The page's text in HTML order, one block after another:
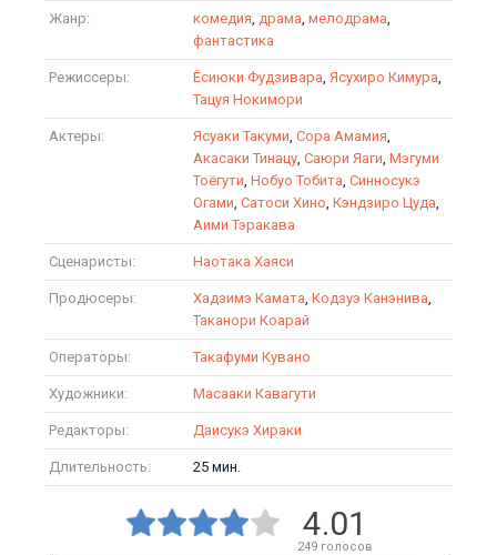
Жанр: комедия, драма, мелодрама,
фантастика
Режиссеры: Ёсиюки Фудзивара, Ясухиро Кимура,
Тацуя Нокимори
Актеры: Ясуаки Такуми, Сора Амамия,
Акасаки Тинацу, Саюри Яаги, Мэгуми
Тоёгути, Нобуо Тобита, Синносукэ
Огами, Сатоси Хино, Кэндзиро Цуда,
Аими Тэракава
Сценаристы: Наотака Хаяси
Продюсеры: Хадзимэ Камата, Кодзуэ Канэнива,
Таканори Коарай
Операторы: Такафуми Кувано
Художники: Масааки Кавагути
Редакторы: Даисукэ Хираки
Длительность: 25 мин.
4.01
249голосов